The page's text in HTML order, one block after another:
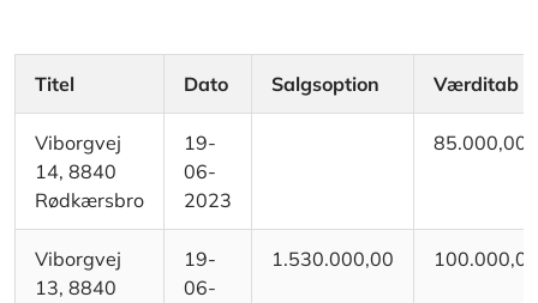
Titel Dato Salgsoption Værditab
Viborgvej
14, 8840
Rødkærsbro
19-
06-
2023
85.000,00
Viborgvej
13, 8840
19-
06-
1.530.000,00 100.000,00